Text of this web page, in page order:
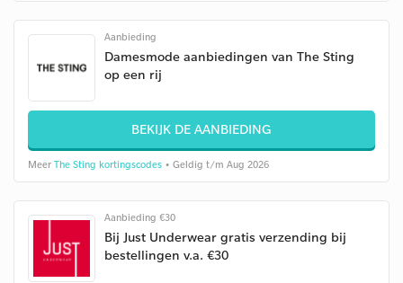
Aanbieding
Damesmode aanbiedingen van The Sting
op een rij
BEKIJK DE AANBIEDING
Meer The Sting kortingscodes • Geldig t/m Aug 2026
Aanbieding €30
Bij Just Underwear gratis verzending bij
bestellingen v.a. €30